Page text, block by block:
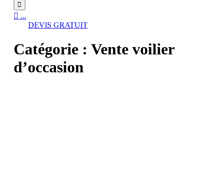

 ...
DEVIS GRATUIT
Catégorie : Vente voilier
d’occasion